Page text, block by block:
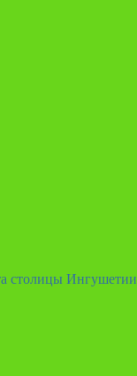
столицы Ингушетии